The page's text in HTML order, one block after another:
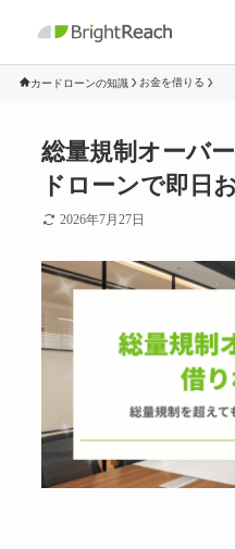
カードローンの知識 お金を借りる
総量規制オーバ
ドローンで即日
2026年7月27日